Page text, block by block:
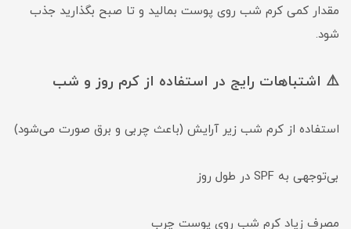
مقدار کمی کرم شب روی پوست بمالید و تا صبح بگذارید جذب
شود.
⚠️ اشتباهات رایج در استفاده از کرم روز و شب
استفاده از کرم شب زیر آرایش (باعث چربی و برق صورت می‌شود)
بی‌توجهی به SPF در طول روز
مصرف زیاد کرم شب روی پوست چرب